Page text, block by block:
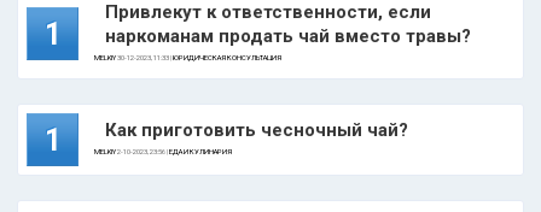
1
Привлекут к ответственности, если
наркоманам продать чай вместо травы?
MELKIY30-12-2023, 11:33 |ЮРИДИЧЕСКАЯ КОНСУЛЬТАЦИЯ
1 Как приготовить чесночный чай?
MELKIY2-10-2023, 23:56 |ЕДА И КУЛИНАРИЯ